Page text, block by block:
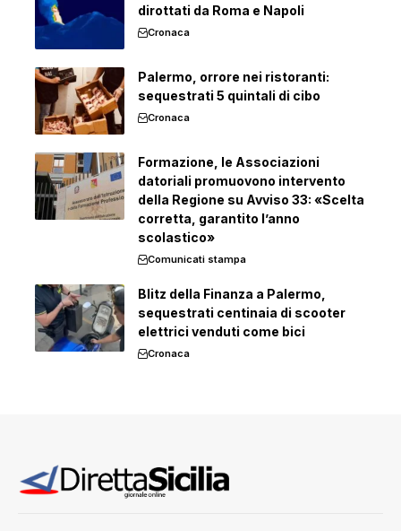
dirottati da Roma e Napoli
Cronaca
Palermo, orrore nei ristoranti:
sequestrati 5 quintali di cibo
Cronaca
Formazione, le Associazioni
datoriali promuovono intervento
della Regione su Avviso 33: «Scelta
corretta, garantito l’anno
scolastico»
Comunicati stampa
Blitz della Finanza a Palermo,
sequestrati centinaia di scooter
elettrici venduti come bici
Cronaca